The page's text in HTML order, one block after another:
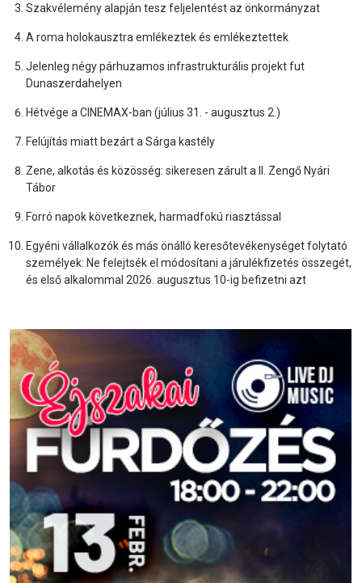
Szakvélemény alapján tesz feljelentést az önkormányzat
A roma holokausztra emlékeztek és emlékeztettek
Jelenleg négy párhuzamos infrastrukturális projekt fut
Dunaszerdahelyen
Hétvége a CINEMAX-ban (július 31. - augusztus 2.)
Felújítás miatt bezárt a Sárga kastély
Zene, alkotás és közösség: sikeresen zárult a II. Zengő Nyári
Tábor
Forró napok következnek, harmadfokú riasztással
Egyéni vállalkozók és más önálló keresőtevékenységet folytató
személyek: Ne felejtsék el módosítani a járulékfizetés összegét,
és első alkalommal 2026. augusztus 10-ig befizetni azt